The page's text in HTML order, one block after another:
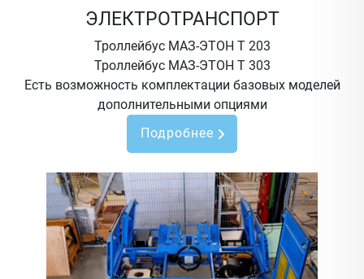
ЭЛЕКТРОТРАНСПОРТ
Троллейбус МАЗ-ЭТОН Т 203
Троллейбус МАЗ-ЭТОН Т 303
Есть возможность комплектации базовых моделей
дополнительными опциями
Подробнее